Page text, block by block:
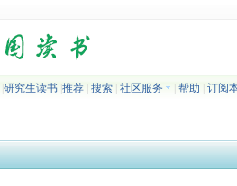
研究生读书| 推荐| 搜索| 社区服务 帮助 订阅